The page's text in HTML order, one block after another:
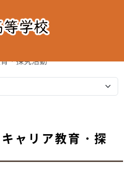
・探究活動
ャリア教育・探